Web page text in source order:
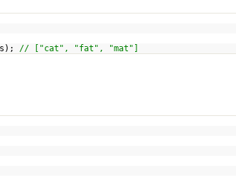
// ["cat", "fat", "mat"]